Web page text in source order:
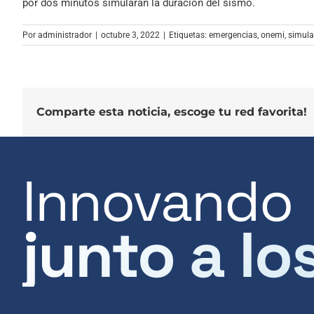
Por administrador | octubre 3, 2022 | Etiquetas: emergencias onemi
Comparte esta noticia, escoge tu red favorita!
Innovando
junto a